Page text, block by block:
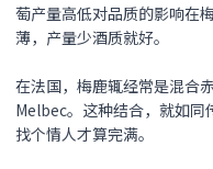
萄产量高低对品质的影响在
薄，产量少酒质就好。
在法国，梅鹿辄经常是混合
Melbec。这种结合，就如同
找个情人才算完满。